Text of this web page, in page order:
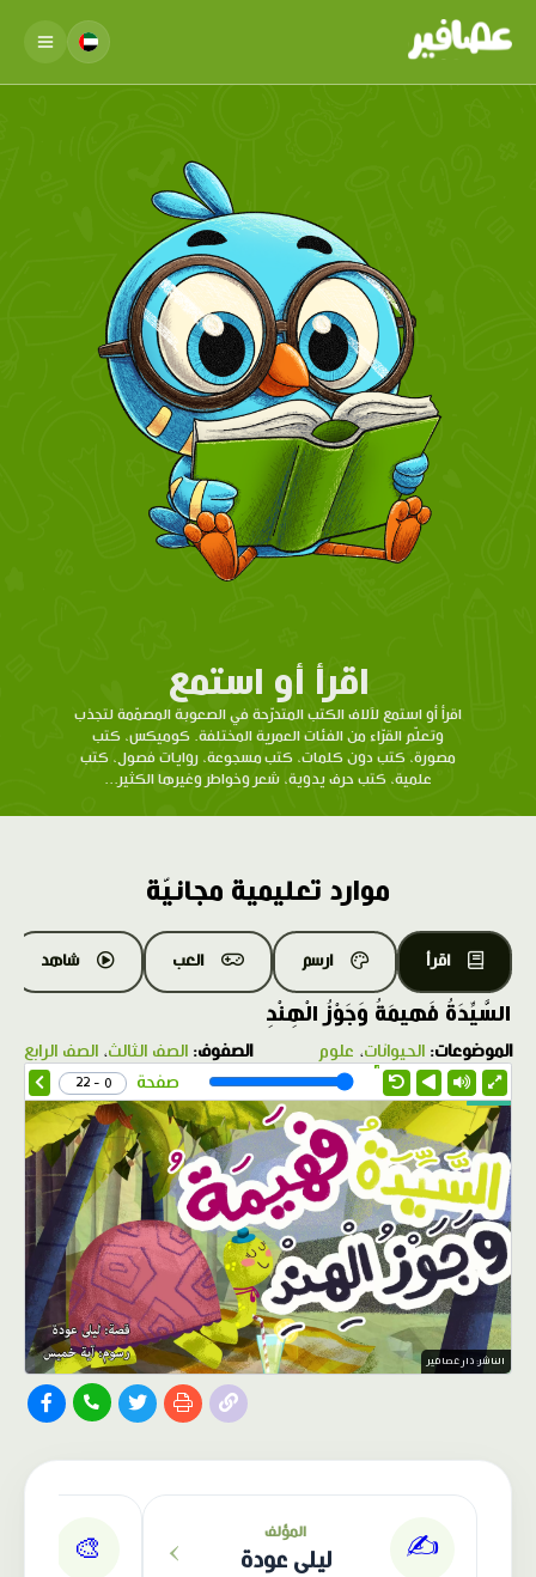
اقرأ أو استمع
اقرأ أو استمع لآلاف الكتب المتدرّحة في الصعوبة المصمّمة لتجذب
وتعلّم القرّاء من الفئات العمرية المختلفة. كوميكس، كتب
مصورة، كتب دون كلمات، كتب مسجوعة، روايات فصول، كتب
علمية، كتب حرف يدوية، شعر وخواطر وغيرها الكثير...
موارد تعليمية مجانيّة
اقرأ ارسم العب شاهد
السَّيِّدَةُ فَهيمَةُ وَجَوْزُ الْهِنْدِ
الموضوعات: الحيوانات، علوم الصفوف: الصف الثالث، الصف الرابع
1.0X
صفحة 0 - 22
الناشر: دار عصافير
✍️ المؤلف
ليلى عودة ›
🎨